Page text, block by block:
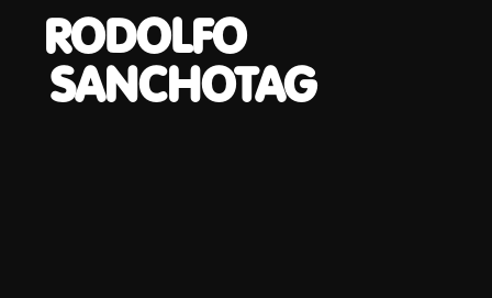
RODOLFO
SANCHOTAG